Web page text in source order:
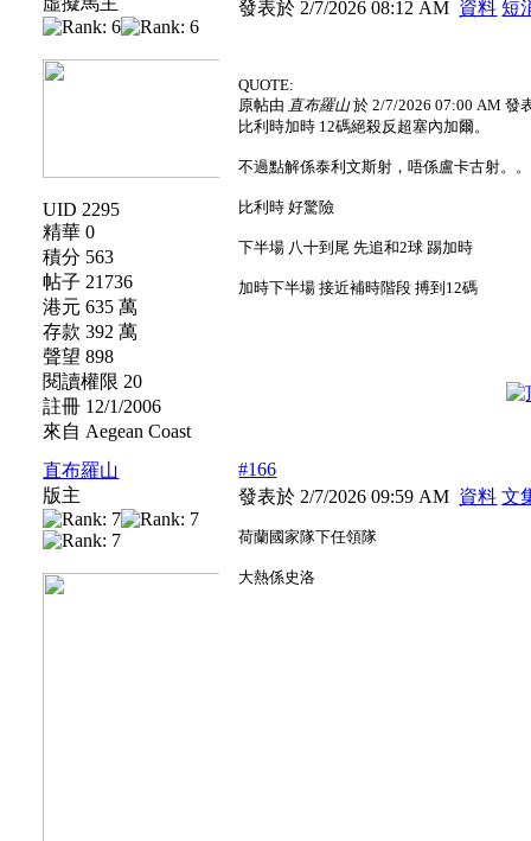
UID 2295
精華 0
積分 563
帖子 21736
港元 635 萬
存款 392 萬
聲望 898
閱讀權限 20
註冊 12/1/2006
來自 Aegean Coast
發表於 2/7/2026 08:12 AM 資料 短
QUOTE:
原帖由 直布羅山於 2/7/2026 07:00 AM 發
比利時加時 12碼絕殺反超塞內加爾。
不過點解係泰利文斯射，唔係盧卡古射。。
比利時 好驚險
下半場 八十到尾 先追和2球 踢加時
加時下半場 接近補時階段 搏到12碼
直布羅山
版主
#166
發表於 2/7/2026 09:59 AM 資料 文
荷蘭國家隊下任領隊
大熱係史洛